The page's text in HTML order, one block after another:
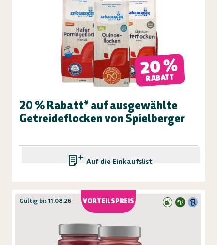
20 %
RABATT
20 % Rabatt* auf ausgewählte
Getreideflocken von Spielberger
Auf die Einkaufsliste
VORTEILSPREIS
Gültig bis 11.08.26